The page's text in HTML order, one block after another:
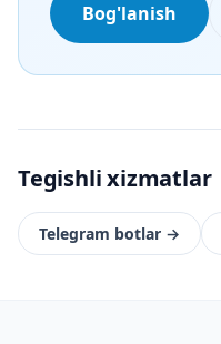
Bog'lanish
Tegishli xizmatlar
Telegram botlar →